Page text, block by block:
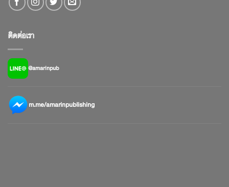
ติดต่อเรา
@amarinpub
m.me/amarinpublishing